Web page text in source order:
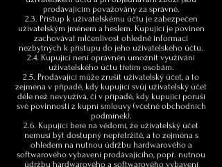
prodávajícím považovány za správné.
2.3. Přístup k uživatelskému účtu je zabezpečen
uživatelským jménem a heslem. Kupující je povinen
zachovávat mlčenlivost ohledně informací
nezbytných k přístupu do jeho uživatelského účtu.
2.4. Kupující není oprávněn umožnit využívání
uživatelského účtu třetím osobám.
2.5. Prodávající může zrušit uživatelský účet, a to
zejména v případě, kdy kupující svůj uživatelský účet
déle než nevyužívá, či v případě, kdy kupující poruší
své povinnosti z kupní smlouvy (včetně obchodních
podmínek).
2.6. Kupující bere na vědomí, že uživatelský účet
nemusí být dostupný nepřetržitě, a to zejména s
ohledem na nutnou údržbu hardwarového a
softwarového vybavení prodávajícího, popř. nutnou
údržbu hardwarového a softwarového vybavení